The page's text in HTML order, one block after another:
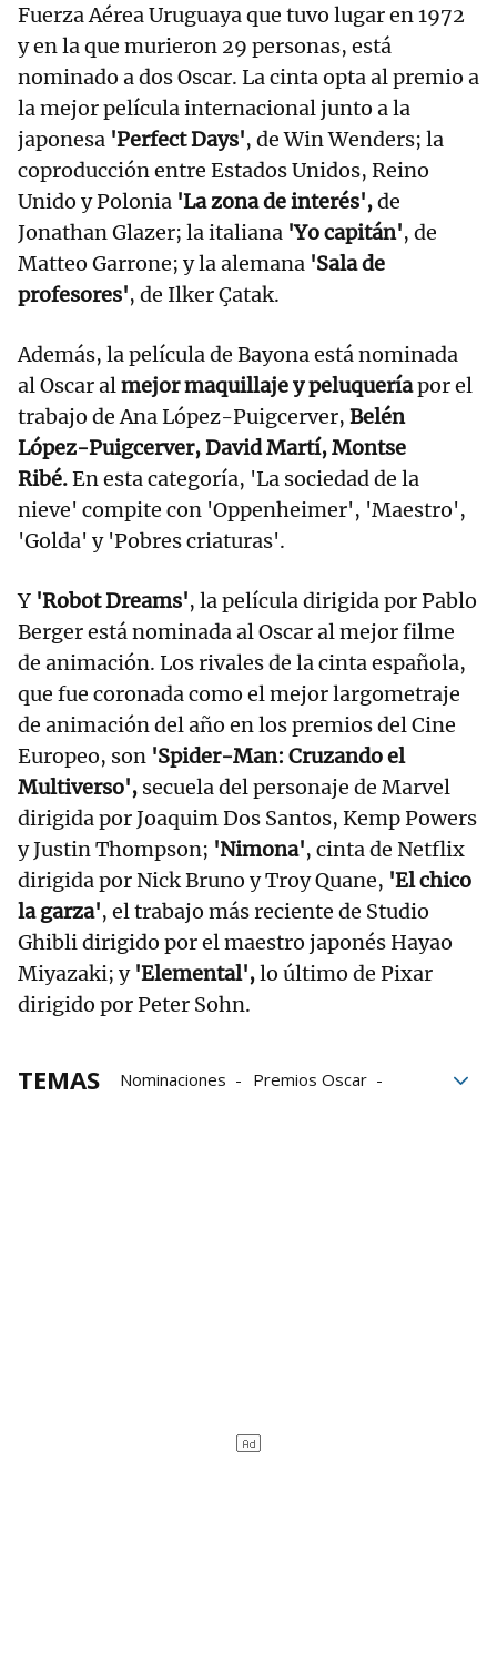
Fuerza Aérea Uruguaya que tuvo lugar en 1972
y en la que murieron 29 personas, está
nominado a dos Oscar. La cinta opta al premio a
la mejor película internacional junto a la
japonesa 'Perfect Days', de Win Wenders; la
coproducción entre Estados Unidos, Reino
Unido y Polonia 'La zona de interés',de
Jonathan Glazer; la italiana 'Yo capitán', de
Matteo Garrone; y la alemana 'Sala de
profesores', de Ilker Çatak.
Además, la película de Bayona está nominada
al Oscar almejor maquillaje y peluqueríapor el
trabajo de Ana López-Puigcerver, Belén
López-Puigcerver, David Martí, Montse
Ribé.En esta categoría, 'La sociedad de la
nieve' compite con 'Oppenheimer', 'Maestro',
'Golda' y 'Pobres criaturas'.
Y 'Robot Dreams', la película dirigida por Pablo
Berger está nominada al Oscar al mejor filme
de animación. Los rivales de la cinta española,
que fue coronada como el mejor largometraje
de animación del año en los premios del Cine
Europeo, son 'Spider-Man: Cruzando el
Multiverso', secuela del personaje de Marvel
dirigida por Joaquim Dos Santos, Kemp Powers
y Justin Thompson; 'Nimona', cinta de Netflix
dirigida por Nick Bruno y Troy Quane, 'El chico
la garza', el trabajo más reciente de Studio
Ghibli dirigido por el maestro japonés Hayao
Miyazaki; y 'Elemental',lo último de Pixar
dirigido por Peter Sohn.
TEMAS Nominaciones
Premios Oscar